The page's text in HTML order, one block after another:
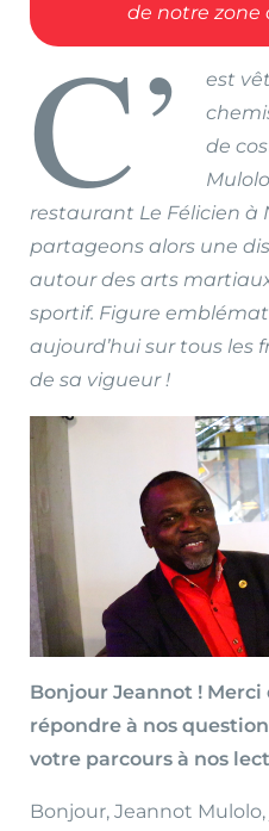
de notre zone
C’
est
de
restaurant Le Félicien à
partageons alors une
autour des arts
sportif. Figure
aujourd’hui sur tous les
de sa vigueur !
Bonjour Jeannot ! Merci
répondre à nos
votre parcours à nos
Bonjour, Jeannot Mulolo,